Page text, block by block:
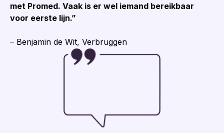
met Promed. Vaak is er wel iemand bereikbaar
voor eerste lijn.”
– Benjamin de Wit, Verbruggen